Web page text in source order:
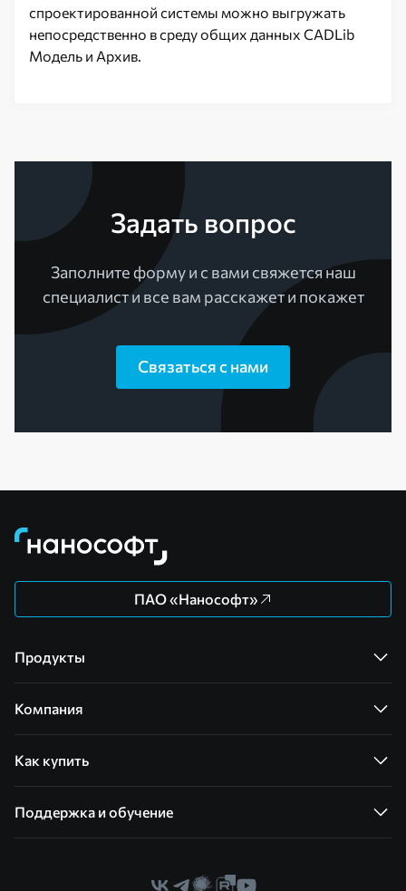
спроектированной системы можно выгружать
непосредственно в среду общих данных CADLib
Модель и Архив.
Задать вопрос
Заполните форму и с вами свяжется наш
специалист и все вам расскажет и покажет
Связаться с нами
ПАО «Нанософт»
Продукты
Компания
Как купить
Поддержка и обучение